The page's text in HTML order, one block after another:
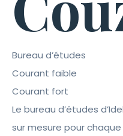
Bureau d’études
Courant faible
Courant fort
Le bureau d’études
sur mesure pour